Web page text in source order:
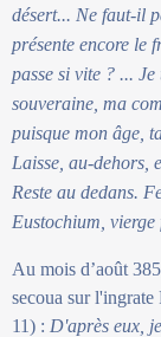
désert... Ne faut-il
présente encore le
passe si vite ? ...
souveraine, ma
puisque mon âge,
Laisse, au-dehors,
Reste au dedans.
Eustochium, vierge
Au mois d’août
secoua sur
11) : D'après eux,